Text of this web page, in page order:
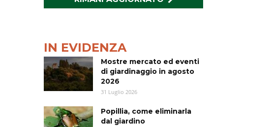
IN EVIDENZA
Mostre mercato ed eventi
di giardinaggio in agosto
2026
31 Luglio 2026
Popillia, come eliminarla
dal giardino